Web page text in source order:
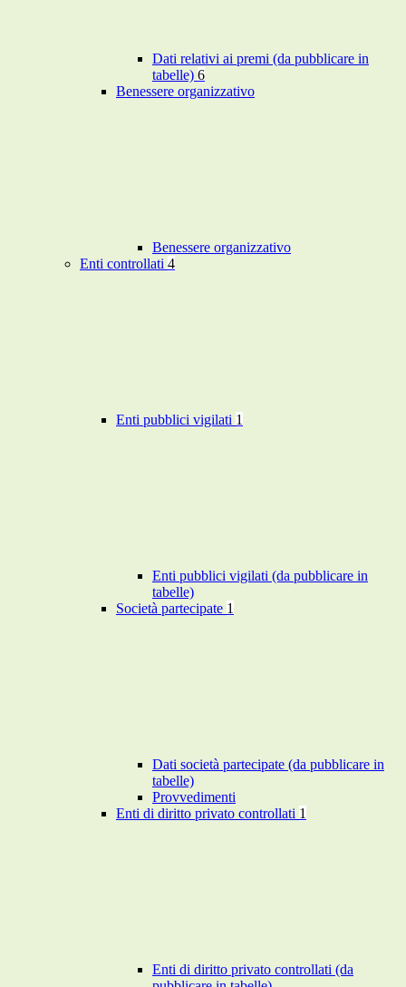
Dati relativi ai premi (da pubblicare in
tabelle) 6
Benessere organizzativo
Benessere organizzativo
Enti controllati 4
Enti pubblici vigilati 1
Enti pubblici vigilati (da pubblicare in
tabelle)
Società partecipate 1
Dati società partecipate (da pubblicare in
tabelle)
Provvedimenti
Enti di diritto privato controllati 1
Enti di diritto privato controllati (da